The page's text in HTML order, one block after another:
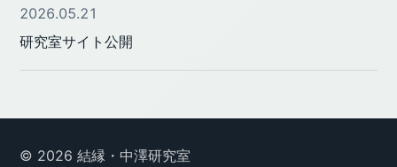
2026.05.21
研究室サイト公開
© 2026 結縁・中澤研究室